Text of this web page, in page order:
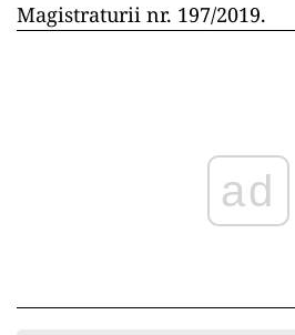
Magistraturii nr. 197/2019.
ad